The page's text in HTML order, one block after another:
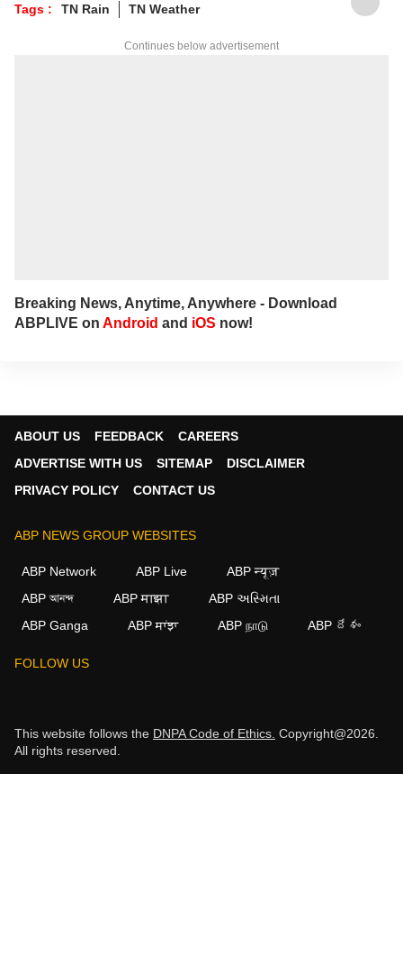
Tags : TN Rain TN Weather
Continues below advertisement
Breaking News, Anytime, Anywhere - Download
ABPLIVE on Android and iOS now!
ABOUT US FEEDBACK
CAREERS
ADVERTISE WITH US
SITEMAP
DISCLAIMER
PRIVACY POLICY
CONTACT US
ABP NEWS GROUP WEBSITES
ABP Network ABP Live
ABP न्यूज़
ABP আনন্দ
ABP माझा
ABP અસ્મિતા
ABP Ganga
ABP ਸਾਂਝਾ ABP நாடு ABP దేశం
FOLLOW US
This website follows the DNPA Code of Ethics. Copyright@2026.
All rights reserved.